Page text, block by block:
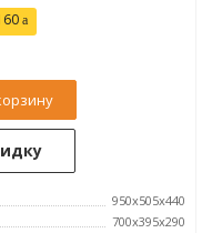
950x505x440
700х395х290